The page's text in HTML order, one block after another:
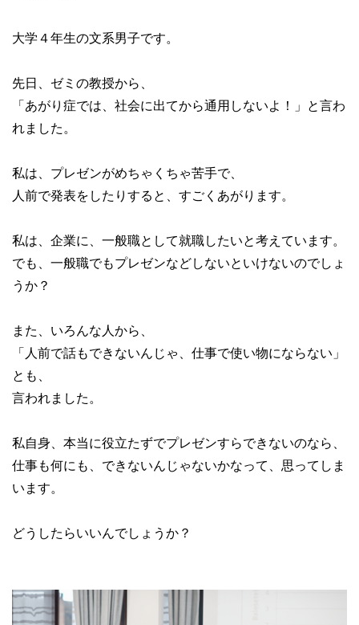
大学４年生の文系男子です。
先日、ゼミの教授から、
「あがり症では、社会に出てから通用しないよ！」と言わ
れました。
私は、プレゼンがめちゃくちゃ苦手で、
人前で発表をしたりすると、すごくあがります。
私は、企業に、一般職として就職したいと考えています。
でも、一般職でもプレゼンなどしないといけないのでしょ
うか？
また、いろんな人から、
「人前で話もできないんじゃ、仕事で使い物にならない」
とも、
言われました。
私自身、本当に役立たずでプレゼンすらできないのなら、
仕事も何にも、できないんじゃないかなって、思ってしま
います。
どうしたらいいんでしょうか？